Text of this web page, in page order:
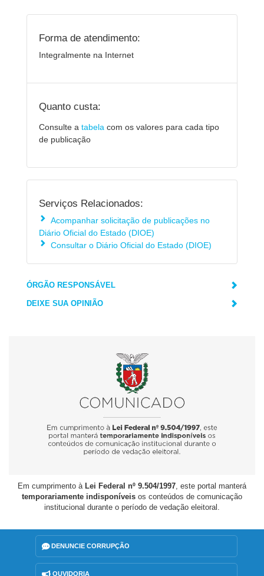
Forma de atendimento:
Integralmente na Internet
Quanto custa:
Consulte a tabela com os valores para cada tipo
de publicação
Serviços Relacionados:
Acompanhar solicitação de publicações no
Diário Oficial do Estado (DIOE)
Consultar o Diário Oficial do Estado (DIOE)
ÓRGÃO RESPONSÁVEL
DEIXE SUA OPINIÃO
Em cumprimento à Lei Federal nº 9.504/1997, este portal manterá
temporariamente indisponíveis os conteúdos de comunicação
institucional durante o período de vedação eleitoral.
DENUNCIE CORRUPÇÃO
OUVIDORIA